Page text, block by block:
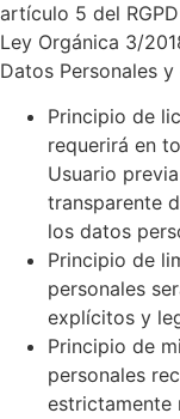
artículo 5 del
Ley Orgánica 3/
Datos Personales
Principio de
requerirá en
Usuario
transparente
los datos
Principio de
personales
explícitos y
Principio de
personales
estrictamente